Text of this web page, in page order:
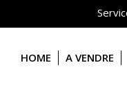
HOME
A VENDRE